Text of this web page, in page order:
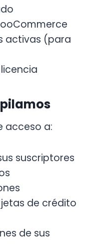
activas (para
acceso a:
suscriptores
de crédito
de sus